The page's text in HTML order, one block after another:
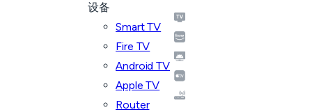
设备
Smart TV
Fire TV
Android TV
Apple TV
Router